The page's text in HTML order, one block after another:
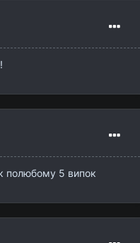
полюбому 5 випок